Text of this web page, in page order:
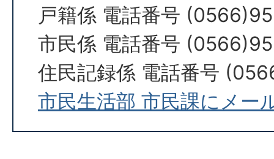
戸籍係 電話番号
市民係 電話番号
住民記録係 電話番号
市民生活部 市民課にメー